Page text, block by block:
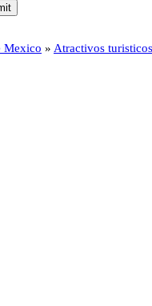
Mexico » Atractivos